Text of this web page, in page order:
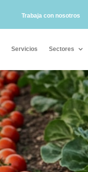
Trabaja con nosotros
Servicios Sectores
Servicios Sectores